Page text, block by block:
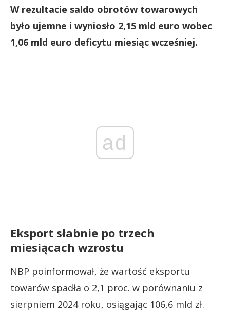
W rezultacie saldo obrotów towarowych
było ujemne i wyniosło 2,15 mld euro wobec
1,06 mld euro deficytu miesiąc wcześniej.
ad
Eksport słabnie po trzech
miesiącach wzrostu
NBP poinformował, że wartość eksportu
towarów spadła o 2,1 proc. w porównaniu z
sierpniem 2024 roku, osiągając 106,6 mld zł.